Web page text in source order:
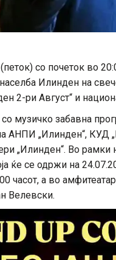
со почеток во
Илинден на
2-ри Август“ и
музичко забавна
АНПИ „Илинден“, КУД
„Илинден“. Во
ќе се одржи на
часот, а во
Велевски.